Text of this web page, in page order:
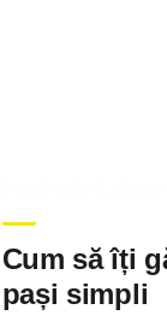
Cum să îți
pași simpli